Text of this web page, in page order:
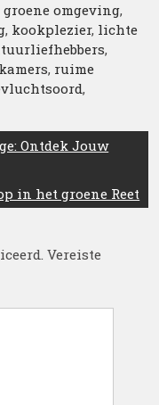
groene omgeving,
, kookplezier, lichte
,
, ruime
,
Ontdek Jouw
in het groene Reet
Vereiste